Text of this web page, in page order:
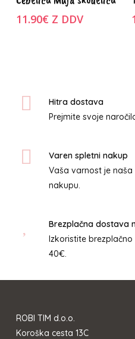
izberete
na
možnosti
izdelek
ima
na
11.90€ Z DDV
Hitra dostava
Prejmite svoje
Varen spletni nakup
Vaša varnost je
nakupu.
Brezplačna dostava
Izkoristite
40€.
ROBI TIM d.o.o.
Koroška cesta 13C